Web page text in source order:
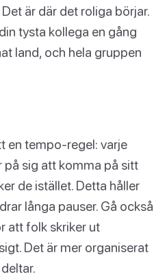
är där det roliga börjar.
tysta kollega en gång
land, och hela gruppen
en tempo-regel: varje
på sig att komma på sitt
de istället. Detta håller
långa pauser. Gå också
att folk skriker ut
Det är mer organiserat